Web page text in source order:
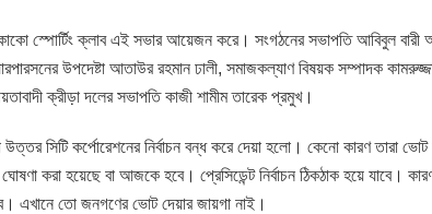
স্পোর্টিং ক্লাব এই সভার আয়েজন করে। সংগঠনের সভাপতি আবিবুল বারী
উপদেষ্টা আতাউর রহমান ঢালী, সমাজকল্যাণ বিষয়ক সম্পাদক
ক্রীড়া দলের সভাপতি কাজী শামীম তারেক প্রমুখ।
উত্তর সিটি কর্পোরেশনের নির্বাচন বন্ধ করে দেয়া হলো। কেনো কারণ তারা
ঘোষণা করা হয়েছে বা আজকে হবে। প্রেসিডেন্ট নির্বাচন ঠিকঠাক হয়ে যাবে।
এখানে তো জনগণের ভোট দেয়ার জায়গা নাই।